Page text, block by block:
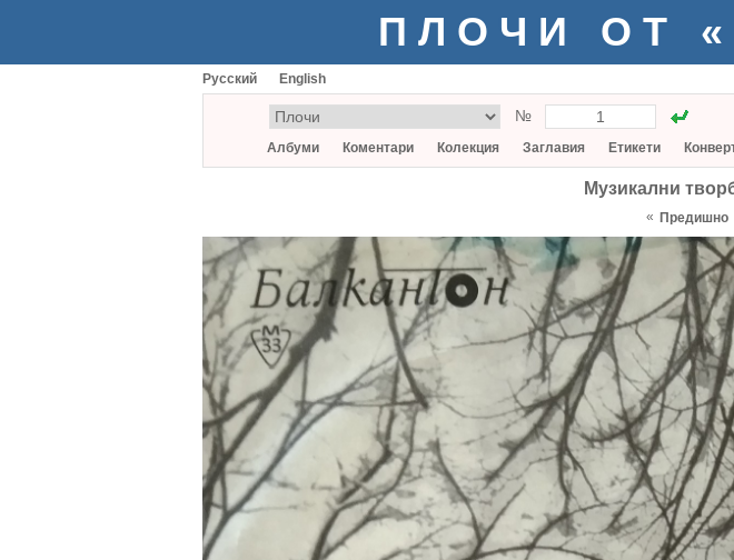
ПЛОЧИ ОТ
Русский English
№
Албуми Коментари Колекция Заглавия Етикети
Музикални
« Предишно